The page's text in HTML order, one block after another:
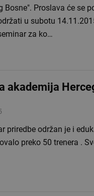
Bosne". Proslava će se
za ko…
akademija
održan je i edukacijski seminar
. Svoja znanja trenerima su prenijeli ugledni